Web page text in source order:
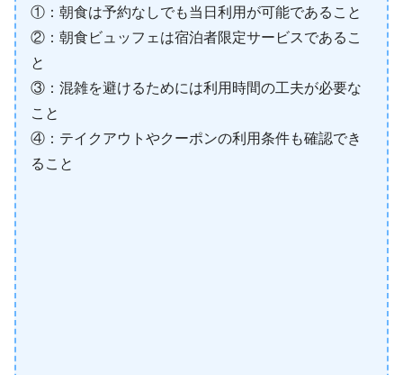
①：朝食は予約なしでも当日利用が可能であること
②：朝食ビュッフェは宿泊者限定サービスであるこ
と
③：混雑を避けるためには利用時間の工夫が必要な
こと
④：テイクアウトやクーポンの利用条件も確認でき
ること